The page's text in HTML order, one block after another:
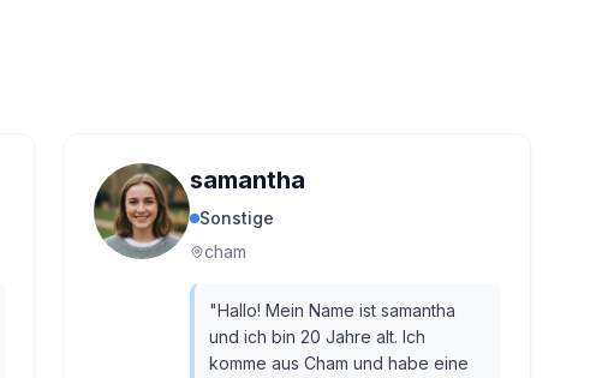
samantha
Sonstige
cham
"Hallo! Mein Name ist samantha
und ich bin 20 Jahre alt. Ich
komme aus Cham und habe eine